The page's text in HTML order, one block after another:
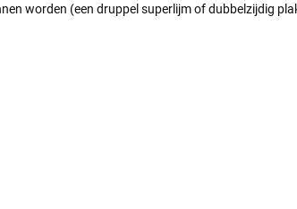
worden (een druppel superlijm of dubbelzijdig